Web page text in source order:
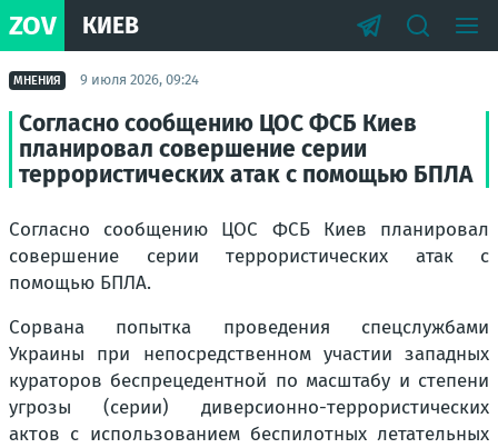
ZOV КИЕВ
МНЕНИЯ 9 июля 2026, 09:24
Согласно сообщению ЦОС ФСБ Киев
планировал совершение серии
террористических атак с помощью БПЛА
Согласно сообщению ЦОС ФСБ Киев планировал
совершение серии террористических атак с
помощью БПЛА.
Сорвана попытка проведения спецслужбами
Украины при непосредственном участии западных
кураторов беспрецедентной по масштабу и степени
угрозы (серии) диверсионно-террористических
актов с использованием беспилотных летательных